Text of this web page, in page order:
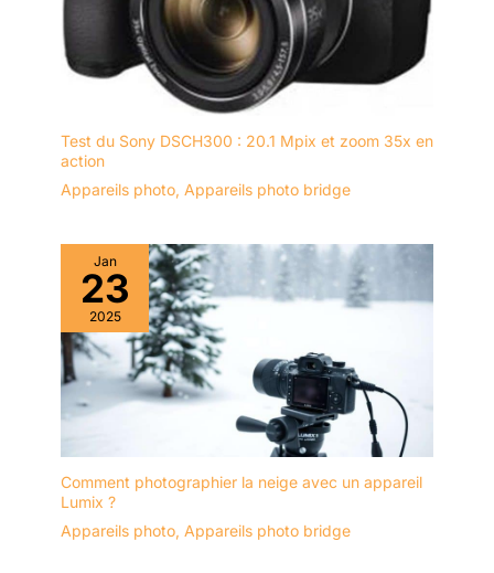
Test du Sony DSCH300 : 20.1 Mpix et zoom 35x en
action
Appareils photo, Appareils photo bridge
Jan
23
2025
Comment photographier la neige avec un appareil
Lumix ?
Appareils photo, Appareils photo bridge